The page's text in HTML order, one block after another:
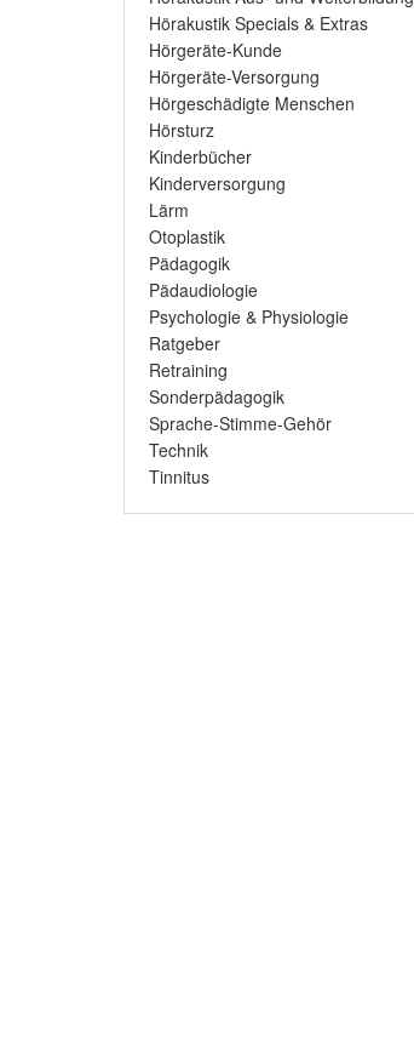
Hörakustik Specials & Extras
Hörgeräte-Kunde
Hörgeräte-Versorgung
Hörgeschädigte Menschen
Hörsturz
Kinderbücher
Kinderversorgung
Lärm
Otoplastik
Pädagogik
Pädaudiologie
Psychologie & Physiologie
Ratgeber
Retraining
Sonderpädagogik
Sprache-Stimme-Gehör
Technik
Tinnitus